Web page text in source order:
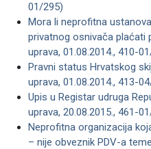
01/295)
Mora li neprofitna
privatnog osnivača plaćati
uprava, 01.08.2014., 410-
Pravni status Hrvatskog
uprava, 01.08.2014., 413-
Upis u Registar udruga
uprava, 20.08.2015., 461-
Neprofitna organizacija
– nije obveznik PDV-a